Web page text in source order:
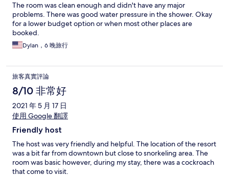
The room was clean enough and didn't have any major
problems. There was good water pressure in the shower. Okay
for a lower budget option or when most other places are
booked.
Dylan，6 晚旅行
旅客真實評論
8/10 非常好
2021 年 5 月 17 日
使用 Google 翻譯
Friendly host
The host was very friendly and helpful. The location of the resort
was a bit far from downtown but close to snorkeling area. The
room was basic however, during my stay, there was a cockroach
that come to visit.